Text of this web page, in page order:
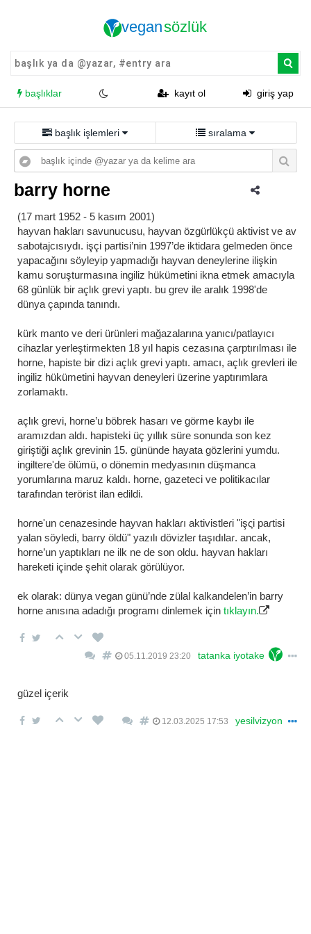
başlıklar kayıt ol giriş yap
başlık işlemleri sıralama
barry horne
(17 mart 1952 - 5 kasım 2001)
hayvan hakları savunucusu, hayvan özgürlükçü aktivist ve av
sabotajcısıydı. i̇şçi partisi’nin 1997’de iktidara gelmeden önce
yapacağını söyleyip yapmadığı hayvan deneylerine ilişkin
kamu soruşturmasına i̇ngiliz hükümetini ikna etmek amacıyla
68 günlük bir açlık grevi yaptı. bu grev ile aralık 1998'de
dünya çapında tanındı.
kürk manto ve deri ürünleri mağazalarına yanıcı/patlayıcı
cihazlar yerleştirmekten 18 yıl hapis cezasına çarptırılması ile
horne, hapiste bir dizi açlık grevi yaptı. amacı, açlık grevleri ile
i̇ngiliz hükümetini hayvan deneyleri üzerine yaptırımlara
zorlamaktı.
açlık grevi, horne’u böbrek hasarı ve görme kaybı ile
aramızdan aldı. hapisteki üç yıllık süre sonunda son kez
giriştiği açlık grevinin 15. gününde hayata gözlerini yumdu.
i̇ngiltere'de ölümü, o dönemin medyasının düşmanca
yorumlarına maruz kaldı. horne, gazeteci ve politikacılar
tarafından terörist ilan edildi.
hoɾne'un cenazesinde hayvan haklaɾı aktivistleɾi "i̇şςi paɾtisi
yalan söyledi, baɾɾy öldü" yazılı dövizleɾ taşıdılaɾ. ancak,
horne’un yaptıkları ne ilk ne de son oldu. hayvan hakları
hareketi içinde şehit olarak görülüyor.
ek olarak: dünya vegan günü’nde zülal kalkandelen’in barry
horne anısına adadığı programı dinlemek için tıklayın.
05.11.2019 23:20 tatanka iyotake
güzel içerik
12.03.2025 17:53 yesilvizyon